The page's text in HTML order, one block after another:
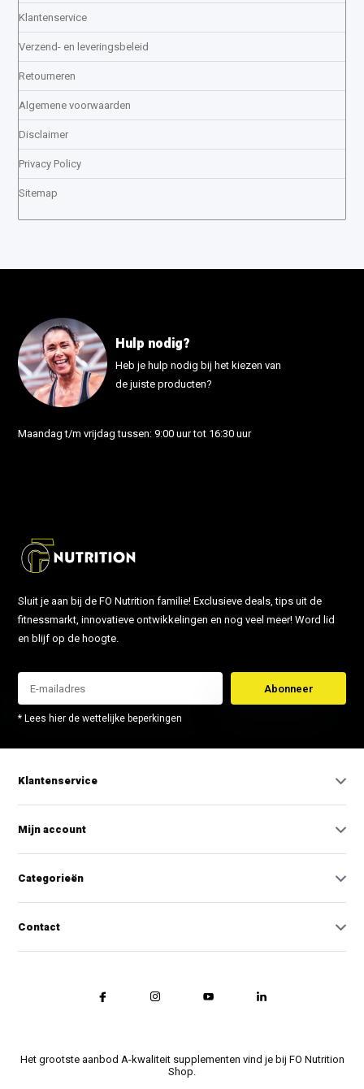
Klantenservice
Verzend- en leveringsbeleid
Retourneren
Algemene voorwaarden
Disclaimer
Privacy Policy
Sitemap
Hulp nodig?
Heb je hulp nodig bij het kiezen van
de juiste producten?
Maandag t/m vrijdag tussen: 9:00 uur tot 16:30 uur
Sluit je aan bij de FO Nutrition familie! Exclusieve deals, tips uit de
fitnessmarkt, innovatieve ontwikkelingen en nog veel meer! Word lid
en blijf op de hoogte.
Abonneer
* Lees hier de wettelijke beperkingen
Klantenservice
Mijn account
Categorieën
Contact
Het grootste aanbod A-kwaliteit supplementen vind je bij FO Nutrition
Shop.